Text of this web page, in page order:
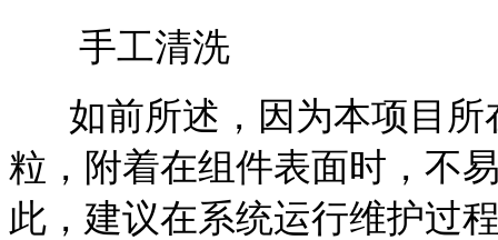
手工清洗
如前所述，因为本项目所
粒，附着在组件表面时，不
此，建议在系统运行维护过